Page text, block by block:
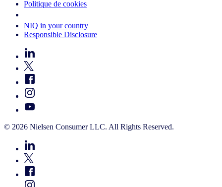
Politique de cookies
NIQ in your country
Responsible Disclosure
© 2026 Nielsen Consumer LLC. All Rights Reserved.